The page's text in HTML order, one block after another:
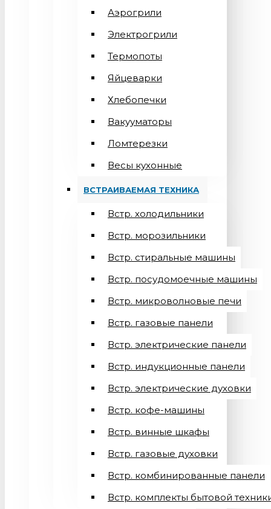
Аэрогрили
Электрогрили
Термопоты
Яйцеварки
Хлебопечки
Вакууматоры
Ломтерезки
Весы кухонные
ВСТРАИВАЕМАЯ ТЕХНИКА
Встр. холодильники
Встр. морозильники
Встр. стиральные машины
Встр. посудомоечные машины
Встр. микроволновые печи
Встр. газовые панели
Встр. электрические панели
Встр. индукционные панели
Встр. электрические духовки
Встр. кофе-машины
Встр. винные шкафы
Встр. газовые духовки
Встр. комбинированные панели
Встр. комплекты бытовой